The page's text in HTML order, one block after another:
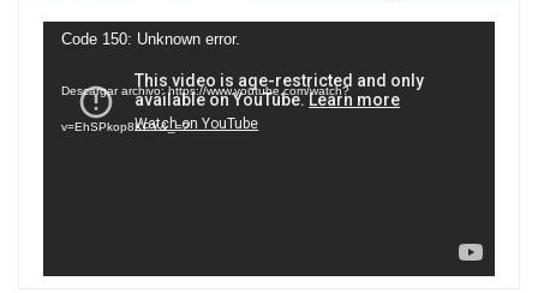
Reproductor
vídeo
Code 150: Unknown error.
Descargar archivo: https://www.youtube.com/watch?
v=EhSPkop8KPY&_=2